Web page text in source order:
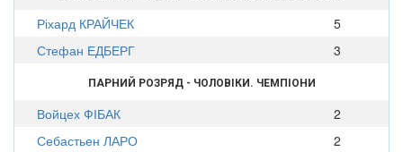
Ріхард КРАЙЧЕК
5
Стефан ЕДБЕРГ
3
ПАРНИЙ РОЗРЯД - ЧОЛОВІКИ. ЧЕМПІОНИ
Войцех ФІБАК
2
Себастьен ЛАРО
2